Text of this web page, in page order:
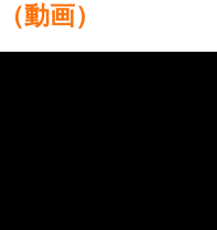
動画）